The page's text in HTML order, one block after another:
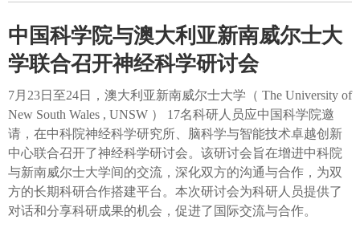
中国科学院与澳大利亚新南威尔士大
学联合召开神经科学研讨会
7月23日至24日，澳大利亚新南威尔士大学（ The University of
New South Wales , UNSW ） 17名科研人员应中国科学院邀
请，在中科院神经科学研究所、脑科学与智能技术卓越创新
中心联合召开了神经科学研讨会。该研讨会旨在增进中科院
与新南威尔士大学间的交流，深化双方的沟通与合作，为双
方的长期科研合作搭建平台。本次研讨会为科研人员提供了
对话和分享科研成果的机会，促进了国际交流与合作。